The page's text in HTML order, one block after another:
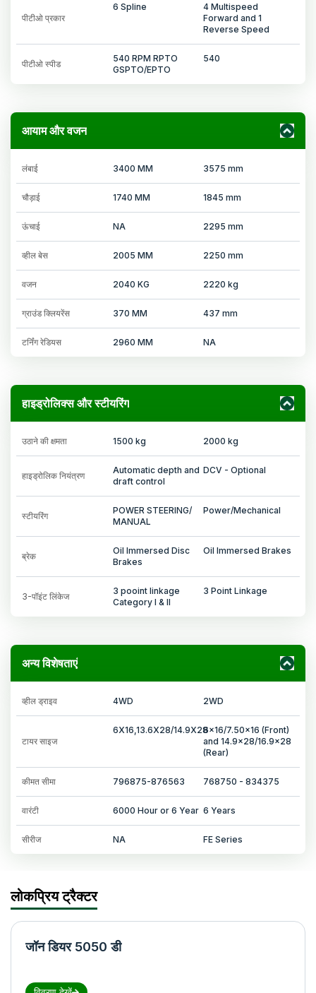
पीटीओ प्रकार
6 Spline
4 Multispeed
Forward and 1
Reverse Speed
पीटीओ स्पीड
540 RPM RPTO
GSPTO/EPTO
540
आयाम और वजन
लंबाई 3400 MM 3575 mm
चौड़ाई 1740 MM 1845 mm
ऊंचाई NA 2295 mm
व्हील बेस 2005 MM 2250 mm
वजन 2040 KG 2220 kg
ग्राउंड क्लियरेंस 370 MM 437 mm
टर्निंग रेडियस 2960 MM NA
हाइड्रोलिक्स और स्टीयरिंग
उठाने की क्षमता 1500 kg 2000 kg
हाइड्रोलिक नियंत्रण
Automatic depth and
draft control
DCV - Optional
स्टीयरिंग
POWER STEERING/
MANUAL
Power/Mechanical
ब्रेक
Oil Immersed Disc
Brakes
Oil Immersed Brakes
3-पॉइंट लिंकेज
3 pooint linkage
Category I & II
3 Point Linkage
अन्य विशेषताएं
व्हील ड्राइव 4WD 2WD
टायर साइज
6X16,13.6X28/14.9X286x16/7.50x16 (Front)
and 14.9x28/16.9x28
(Rear)
कीमत सीमा 796875-876563 768750 - 834375
वारंटी 6000 Hour or 6 Year 6 Years
सीरीज NA FE Series
लोकप्रिय ट्रैक्टर
जॉन डियर 5050 डी